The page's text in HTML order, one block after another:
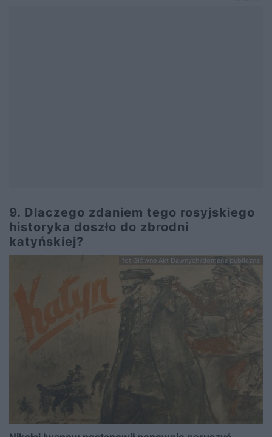
9. Dlaczego zdaniem tego rosyjskiego
historyka doszło do zbrodni
katyńskiej?
fot.Główne Akt Dawnych/domena publiczna